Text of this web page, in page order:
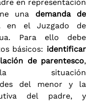
en representación
una demanda de
en el Juzgado de
Para ello debe
básicos: identificar
de parentesco,
situación
del menor y la
del padre, y